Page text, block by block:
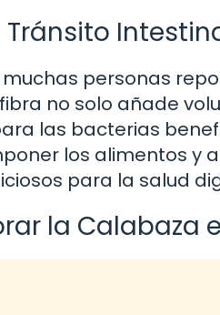
Tránsito
personas
no solo añade
las bacterias
los alimentos y
para la salud
la Calabaza